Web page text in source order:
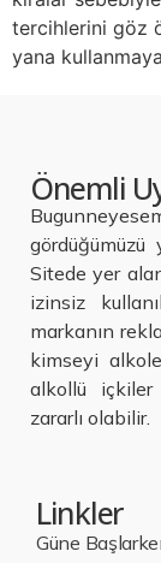
tercihlerini göz
yana
Önemli
gördüğümüzü
Sitede yer
izinsiz
markanın
kimseyi
alkollü
zararlı olabilir.
Linkler
Güne